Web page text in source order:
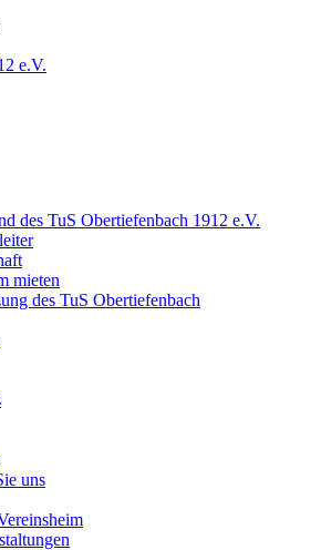
e.V.
des TuS Obertiefenbach 1912 e.V.
mieten
des TuS Obertiefenbach
uns